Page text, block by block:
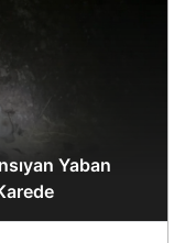
Yaban